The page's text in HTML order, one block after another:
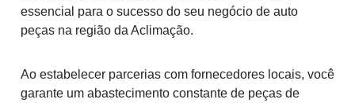
essencial para o sucesso do seu negócio de auto
peças na região da Aclimação.
Ao estabelecer parcerias com fornecedores locais, você
garante um abastecimento constante de peças de